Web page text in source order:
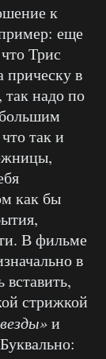
к
еще
Трис
прическу в
надо по
так и
как бы
В фильме
в
стрижкой
и